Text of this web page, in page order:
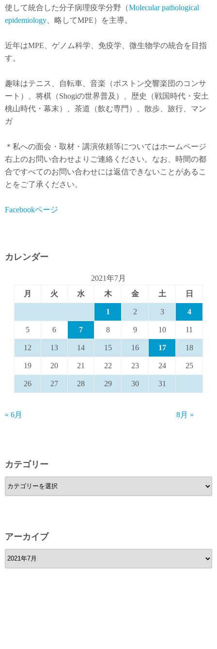
使して統合した分子病理疫学分野（Molecular pathological
epidemiology 、略してMPE）を主導。
近年はMPE 、ゲノム科学、免疫学、微生物学の統合を目指
す。
趣味はテニス、自転車、音楽（ボストン交響楽団のコンサ
ート）、将棋（Shogiの世界普及）、歴史（戦国時代・安土
桃山時代・幕末）、茶道（飲む専門）、散歩、旅行、マン
ガ
＊私への面会・取材・講演依頼等についてはホームページ
右上のお問い合わせよりご連絡ください。なお、時間の都
合ですべてのお問い合わせには返信できないことがあるこ
とをご了承ください。
Facebookページ
カレンダー
2021年7月
月
火 水 木 金 土 日
1 2 3 4
5 6 7 8 9 10 11
12 13 14 15 16 17 18
19 20 21 22 23 24 25
26 27 28 29 30 31
« 6月 8月 »
カテゴリー
カ
テ
ー
アーカイブ
ア
ー